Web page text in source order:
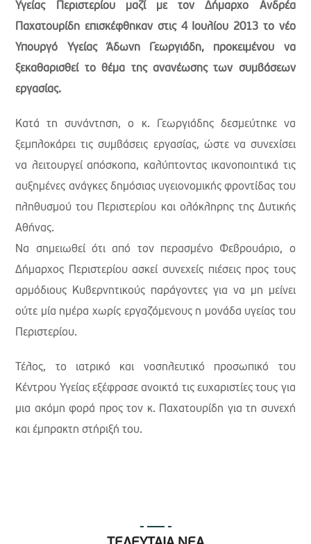
Υγείας Περιστερίου μαζί με τον Δήμαρχο Ανδρέα
Παχατουρίδη επισκέφθηκαν στις 4 Ιουλίου 2013 το νέο
Υπουργό Υγείας Άδωνη Γεωργιάδη, προκειμένου να
ξεκαθαρισθεί το θέμα της ανανέωσης των συμβάσεων
εργασίας.
Κατά τη συνάντηση, ο κ. Γεωργιάδης δεσμεύτηκε να
ξεμπλοκάρει τις συμβάσεις εργασίας, ώστε να συνεχίσει
να λειτουργεί απόσκοπα, καλύπτοντας ικανοποιητικά τις
αυξημένες ανάγκες δημόσιας υγειονομικής φροντίδας του
πληθυσμού του Περιστερίου και ολόκληρης της Δυτικής
Αθήνας.
Να σημειωθεί ότι από τον περασμένο Φεβρουάριο, ο
Δήμαρχος Περιστερίου ασκεί συνεχείς πιέσεις προς τους
αρμόδιους Κυβερνητικούς παράγοντες για να μη μείνει
ούτε μία ημέρα χωρίς εργαζόμενους η μονάδα υγείας του
Περιστερίου.
Τέλος, το ιατρικό και νοσηλευτικό προσωπικό του
Κέντρου Υγείας εξέφρασε ανοικτά τις ευχαριστίες τους για
μια ακόμη φορά προς τον κ. Παχατουρίδη για τη συνεχή
και έμπρακτη στήριξή του.